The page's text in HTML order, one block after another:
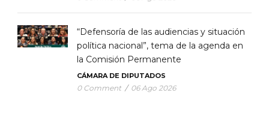
“Defensoría de las audiencias y situación
política nacional”, tema de la agenda en
la Comisión Permanente
CÁMARA DE DIPUTADOS
0 Comment / 06 Ago 2026